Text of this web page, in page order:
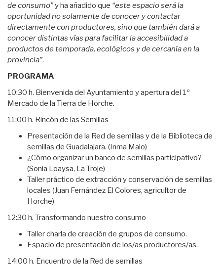
de consumo”y ha añadido que “este espacio será la
oportunidad no solamente de conocer y contactar
directamente con productores, sino que también dará a
conocer distintas vías para facilitar la accesibilidad a
productos de temporada, ecológicos y de cercanía en la
provincia”.
PROGRAMA
10:30 h. Bienvenida del Ayuntamiento y apertura del 1º
Mercado de la Tierra de Horche.
11:00 h. Rincón de las Semillas
Presentación de la Red de semillas y de la Biblioteca de
semillas de Guadalajara. (Inma Malo)
¿Cómo organizar un banco de semillas participativo?
(Sonia Loaysa, La Troje)
Taller práctico de extracción y conservación de semillas
locales (Juan Fernández El Colores, agricultor de
Horche)
12:30 h. Transformando nuestro consumo
Taller charla de creación de grupos de consumo.
Espacio de presentación de los/as productores/as.
14:00 h. Encuentro de la Red de semillas